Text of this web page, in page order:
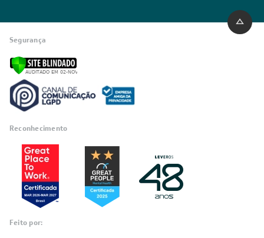
Segurança
Reconhecimento
Feito por: